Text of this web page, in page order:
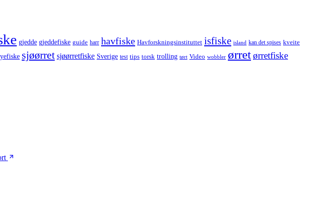
gjedde gjeddefiske guide harr havfiske Havforskningsinstituttet isfiske island kan det spises kveite
sjøørret sjøørretfiske Sverige test tips torsk trolling tørt Video wobbler ørretørretfiske